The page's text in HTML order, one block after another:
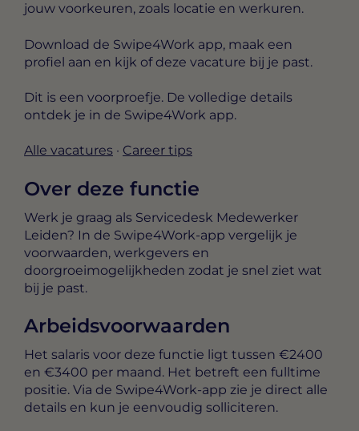
jouw voorkeuren, zoals locatie en werkuren.
Download de Swipe4Work app, maak een
profiel aan en kijk of deze vacature bij je past.
Dit is een voorproefje. De volledige details
ontdek je in de Swipe4Work app.
Alle vacatures · Career tips
Over deze functie
Werk je graag als Servicedesk Medewerker
Leiden? In de Swipe4Work-app vergelijk je
voorwaarden, werkgevers en
doorgroeimogelijkheden zodat je snel ziet wat
bij je past.
Arbeidsvoorwaarden
Het salaris voor deze functie ligt tussen €2400
en €3400 per maand. Het betreft een fulltime
positie. Via de Swipe4Work-app zie je direct alle
details en kun je eenvoudig solliciteren.